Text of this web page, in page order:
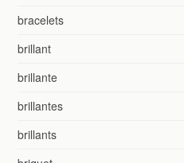
bracelets
brillant
brillante
brillantes
brillants